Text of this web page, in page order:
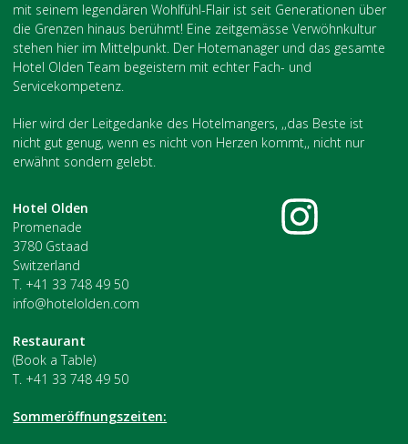
mit seinem legendären Wohlfühl-Flair ist seit Generationen über
die Grenzen hinaus berühmt! Eine zeitgemässe Verwöhnkultur
stehen hier im Mittelpunkt. Der Hotemanager und das gesamte
Hotel Olden Team begeistern mit echter Fach- und
Servicekompetenz.
Hier wird der Leitgedanke des Hotelmangers, ,,das Beste ist
nicht gut genug, wenn es nicht von Herzen kommt,, nicht nur
erwähnt sondern gelebt.
Hotel Olden
Promenade
3780 Gstaad
Switzerland
T. +41 33 748 49 50
info@hotelolden.com
Restaurant
(Book a Table)
T. +41 33 748 49 50
Sommeröffnungszeiten: